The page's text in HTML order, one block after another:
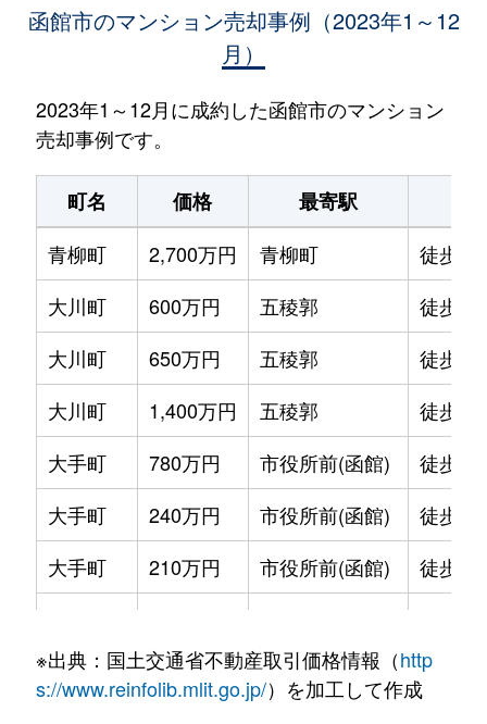
函館市のマンション売却事例（2023年1～12
月）
2023年1～12月に成約した函館市のマンション
売却事例です。
町名 価格 最寄駅
青柳町
2,700万円 青柳町
徒歩0
大川町
600万円 五稜郭
徒歩14
大川町
650万円 五稜郭
徒歩13
大川町
1,400万円 五稜郭
徒歩7
大手町
780万円 市役所前(函館)
徒歩2
大手町
240万円 市役所前(函館)
徒歩2
大手町
210万円 市役所前(函館)
徒歩2
大森町
330万円 松風町
徒歩5
※出典：国土交通省不動産取引価格情報（http
s://www.reinfolib.mlit.go.jp/）を加工して作成